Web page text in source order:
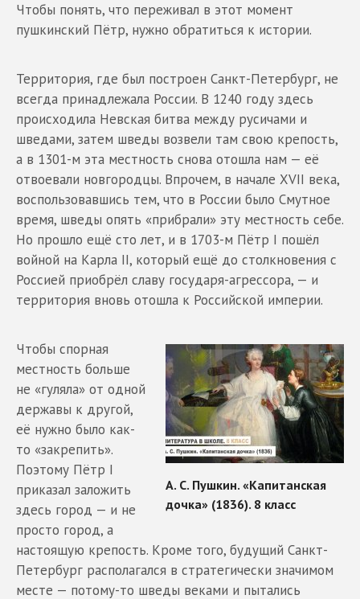
Чтобы понять, что переживал в этот момент
пушкинский Пётр, нужно обратиться к истории.
Территория, где был построен Санкт-Петербург, не
всегда принадлежала России. В 1240 году здесь
происходила Невская битва между русичами и
шведами, затем шведы возвели там свою крепость,
а в 1301-м эта местность снова отошла нам — её
отвоевали новгородцы. Впрочем, в начале XVII века,
воспользовавшись тем, что в России было Смутное
время, шведы опять «прибрали» эту местность себе.
Но прошло ещё сто лет, и в 1703-м Пётр I пошёл
войной на Карла II, который ещё до столкновения с
Россией приобрёл славу государя-агрессора, — и
территория вновь отошла к Российской империи.
Чтобы спорная
местность больше
не «гуляла» от одной
державы к другой,
её нужно было как-
то «закрепить».
Поэтому Пётр I
приказал заложить
здесь город — и не
просто город, а
настоящую крепость. Кроме того, будущий Санкт-
Петербург располагался в стратегически значимом
месте — потому-то шведы веками и пытались